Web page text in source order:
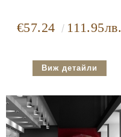
€57.24 111.95лв.
Виж детайли